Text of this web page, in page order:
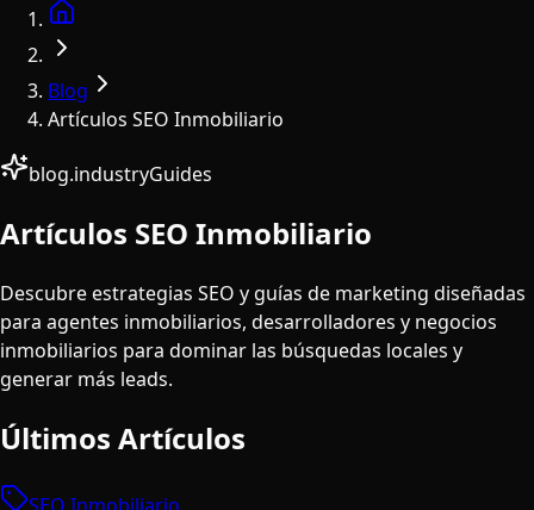
Blog
Artículos SEO Inmobiliario
blog.industryGuides
Artículos SEO Inmobiliario
Descubre estrategias SEO y guías de marketing diseñadas
para agentes inmobiliarios, desarrolladores y negocios
inmobiliarios para dominar las búsquedas locales y
generar más leads.
Últimos Artículos